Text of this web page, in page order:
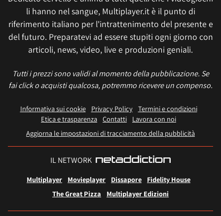
li hanno nel sangue, Multiplayer.it è il punto di
riferimento italiano per l'intrattenimento del presente e
del futuro. Preparatevi ad essere stupiti ogni giorno con
articoli, news, video, live e produzioni geniali.
Tutti i prezzi sono validi al momento della pubblicazione. Se
fai click o acquisti qualcosa, potremmo ricevere un compenso.
Informativa sui cookie Privacy Policy
Termini e condizioni
Etica e trasparenza Contatti
Lavora con noi
Aggiorna le impostazioni di tracciamento della pubblicità
IL NETWORK
Multiplayer Movieplayer Dissapore
Fidelity House
The Great Pizza
Multiplayer Edizioni